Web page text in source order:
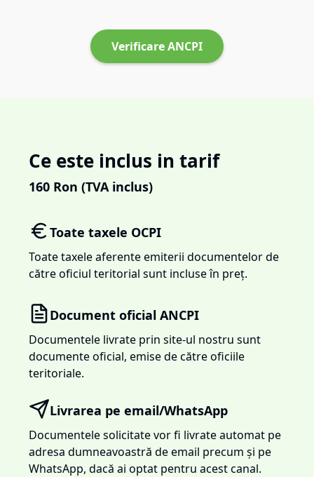
Verificare ANCPI
Ce este inclus in tarif
160 Ron (TVA inclus)
Toate taxele OCPI
Toate taxele aferente emiterii documentelor de
către oficiul teritorial sunt incluse în preț.
Document oficial ANCPI
Documentele livrate prin site-ul nostru sunt
documente oficial, emise de către oficiile
teritoriale.
Livrarea pe email/WhatsApp
Documentele solicitate vor fi livrate automat pe
adresa dumneavoastră de email precum și pe
WhatsApp, dacă ai optat pentru acest canal.